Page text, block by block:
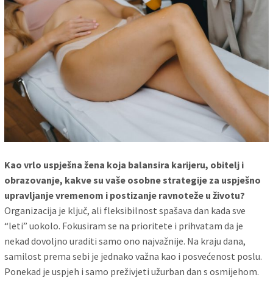
Kao vrlo uspješna žena koja balansira karijeru, obitelj i
obrazovanje, kakve su vaše osobne strategije za uspješno
upravljanje vremenom i postizanje ravnoteže u životu?
Organizacija je ključ, ali fleksibilnost spašava dan kada sve
“leti” uokolo. Fokusiram se na prioritete i prihvatam da je
nekad dovoljno uraditi samo ono najvažnije. Na kraju dana,
samilost prema sebi je jednako važna kao i posvećenost poslu.
Ponekad je uspjeh i samo preživjeti užurban dan s osmijehom.